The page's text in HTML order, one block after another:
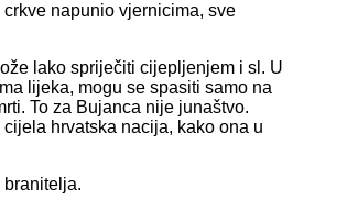
napunio vjernicima, sve
lako spriječiti cijepljenjem i sl. U
lijeka, mogu se spasiti samo na
To za Bujanca nije junaštvo.
hrvatska nacija, kako ona u